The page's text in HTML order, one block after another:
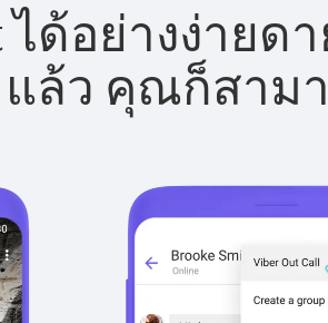
ด้อย่างง่ายดา
ล้ว คุณก็สาม